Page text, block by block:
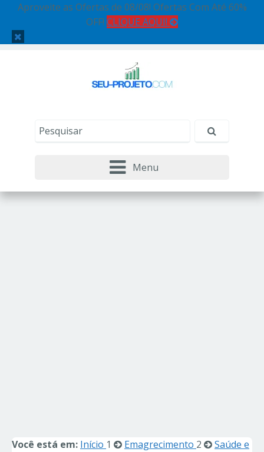
Aproveite as Ofertas de 08/08! Ofertas Com Até 60%
OFF! CLIQUE AQUI!
Menu
Você está em: Início 1 Emagrecimento 2
Saúde e